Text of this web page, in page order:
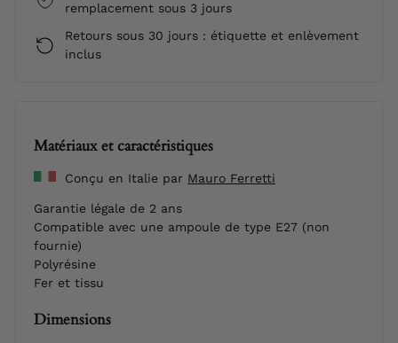
remplacement sous 3 jours
Retours sous 30 jours : étiquette et enlèvement
inclus
Matériaux et caractéristiques
Conçu en Italie par Mauro Ferretti
Garantie légale de 2 ans
Compatible avec une ampoule de type E27 (non
fournie)
Polyrésine
Fer et tissu
Dimensions